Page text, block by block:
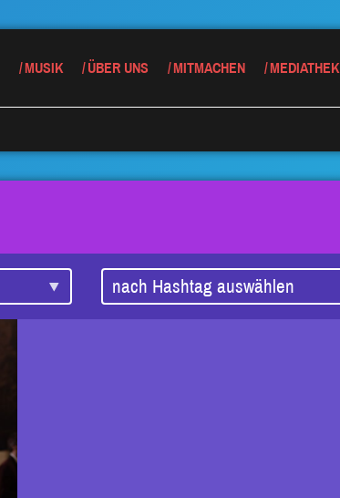
MUSIK ÜBER UNS MITMACHEN MEDIATHEK